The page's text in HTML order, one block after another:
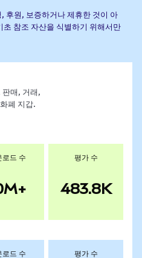
후원, 보증하거나 제휴한 것이 아
초 참조 자산을 식별하기 위해서만
매, 거래,
폐 지갑.
로드 수 평가 수
483.8K
로드 수 평가 수